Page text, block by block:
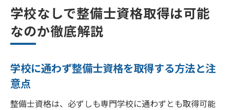
学校なしで整備士資格取得は可能
なのか徹底解説
学校に通わず整備士資格を取得する方法と注
意点
整備士資格は、必ずしも専門学校に通わずとも取得可能